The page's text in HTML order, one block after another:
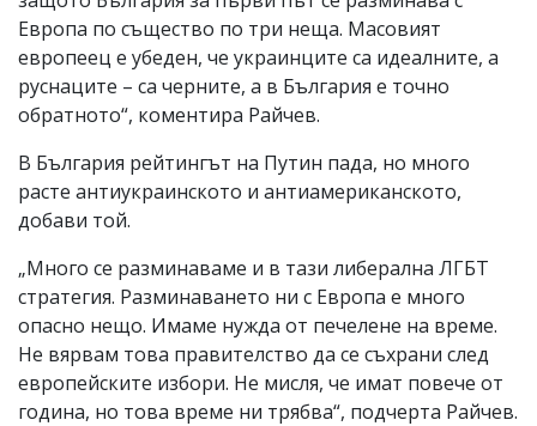
Европа по същество по три неща. Масовият
европеец е убеден, че украинците са идеалните, а
руснаците – са черните, а в България е точно
обратното“, коментира Райчев.
В България рейтингът на Путин пада, но много
расте антиукраинското и антиамериканското,
добави той.
„Много се разминаваме и в тази либерална ЛГБТ
стратегия. Разминаването ни с Европа е много
опасно нещо. Имаме нужда от печелене на време.
Не вярвам това правителство да се съхрани след
европейските избори. Не мисля, че имат повече от
година, но това време ни трябва“, подчерта Райчев.